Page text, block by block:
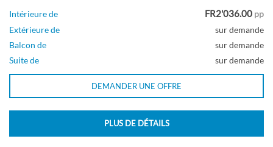
Grande cabine avec vue sur mer
Intérieure de FR2'036.00 pp
Extérieure de
sur demande
Balcon de
sur demande
Suite de
sur demande
DEMANDER UNE OFFRE
PLUS DE DÉTAILS